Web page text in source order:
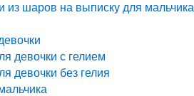
из шаров на выписку для мальчика
девочки с гелием
девочки без гелия